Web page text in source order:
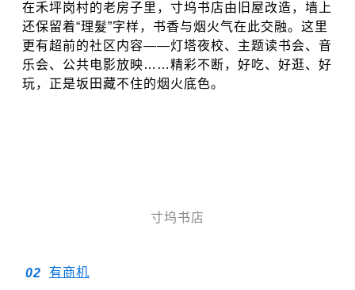
在禾坪岗村的老房子里，寸坞书店由旧屋改造，墙上
还保留着“理髮”字样，书香与烟火气在此交融。 这里
更有超前的社区内容——灯塔夜校、主题读书会、音
乐会、公共电影放映……精彩不断， 好吃、好逛、好
玩，正是坂田藏不住的烟火底色。
寸坞书店
02 有商机